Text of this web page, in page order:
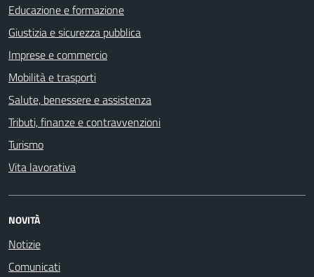
Educazione e formazione
Giustizia e sicurezza pubblica
Imprese e commercio
Mobilità e trasporti
Salute, benessere e assistenza
Tributi, finanze e contravvenzioni
Turismo
Vita lavorativa
NOVITÀ
Notizie
Comunicati